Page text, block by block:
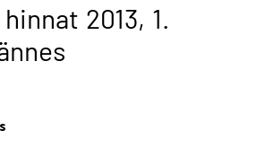
2013, 1.